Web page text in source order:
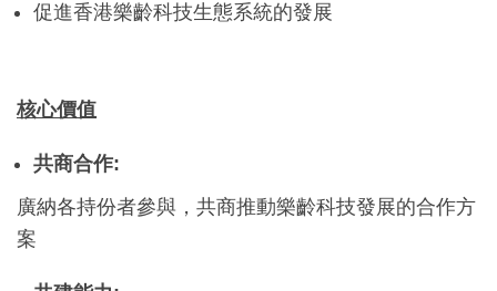
促進香港樂齡科技生態系統的發展
核心價值
共商合作:
廣納各持份者參與，共商推動樂齡科技發展的合作方
案